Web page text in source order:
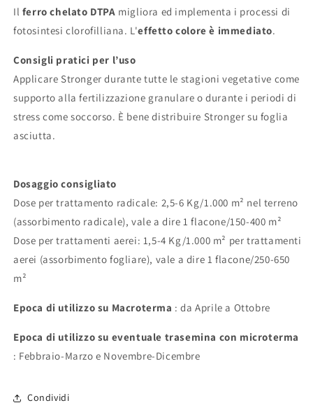
Il ferro chelato DTPA migliora ed implementa i processi di
fotosintesi clorofilliana. L'effetto colore è immediato.
Consigli pratici per l’uso
Applicare Stronger durante tutte le stagioni vegetative come
supporto alla fertilizzazione granulare o durante i periodi di
stress come soccorso. È bene distribuire Stronger su foglia
asciutta.
Dosaggio consigliato
Dose per trattamento radicale: 2,5-6 Kg/1.000 m² nel terreno
(assorbimento radicale), vale a dire 1 flacone/150-400 m²
Dose per trattamenti aerei: 1,5-4 Kg/1.000 m² per trattamenti
aerei (assorbimento fogliare), vale a dire 1 flacone/250-650
m²
Epoca di utilizzo su Macroterma : da Aprile a Ottobre
Epoca di utilizzo su eventuale trasemina con microterma
: Febbraio-Marzo e Novembre-Dicembre
Condividi